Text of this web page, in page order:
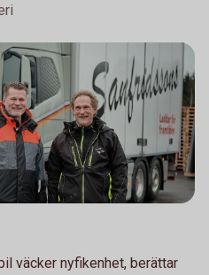
väcker nyfikenhet, berättar